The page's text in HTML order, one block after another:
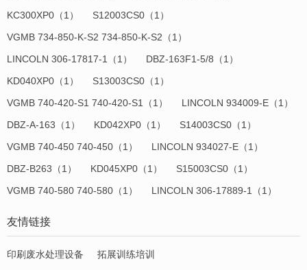
KC300XP0（1）
S12003CS0（1）
VGMB 734-850-K-S2 734-850-K-S2（1）
LINCOLN 306-17817-1（1）
DBZ-163F1-5/8（1）
KD040XP0（1）
S13003CS0（1）
VGMB 740-420-S1 740-420-S1（1）
LINCOLN 934009-E（1）
DBZ-A-163（1）
KD042XP0（1）
S14003CS0（1）
VGMB 740-450 740-450（1）
LINCOLN 934027-E（1）
DBZ-B263（1）
KD045XP0（1）
S15003CS0（1）
VGMB 740-580 740-580（1）
LINCOLN 306-17889-1（1）
友情链接
印刷废水处理设备 拓展训练培训